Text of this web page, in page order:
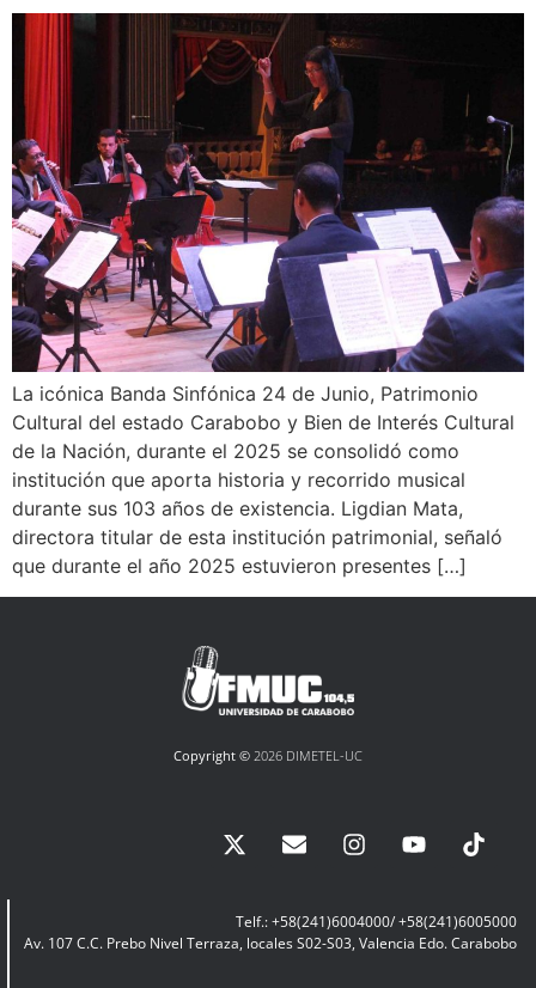
La icónica Banda Sinfónica 24 de Junio, Patrimonio
Cultural del estado Carabobo y Bien de Interés Cultural
de la Nación, durante el 2025 se consolidó como
institución que aporta historia y recorrido musical
durante sus 103 años de existencia. Ligdian Mata,
directora titular de esta institución patrimonial, señaló
que durante el año 2025 estuvieron presentes […]
Copyright © 2026 DIMETEL-UC
Telf.: +58(241)6004000/ +58(241)6005000
Av. 107 C.C. Prebo Nivel Terraza, locales S02-S03, Valencia Edo. Carabobo